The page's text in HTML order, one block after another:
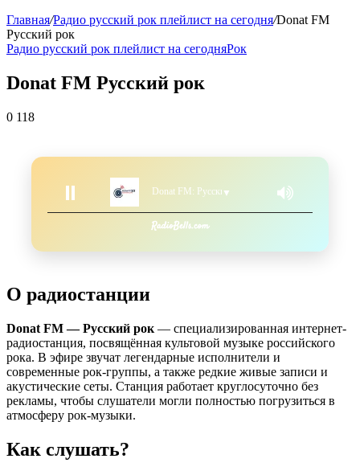
Главная/Радио русский рок плейлист на сегодня/Donat FM
Русский рок
Радио русский рок плейлист на сегодняРок
Donat FM Русский рок
0 118
Donat FM: Русский рок
▼
О радиостанции
Donat FM — Русский рок — специализированная интернет-
радиостанция, посвящённая культовой музыке российского
рока. В эфире звучат легендарные исполнители и
современные рок-группы, а также редкие живые записи и
акустические сеты. Станция работает круглосуточно без
рекламы, чтобы слушатели могли полностью погрузиться в
атмосферу рок-музыки.
Как слушать?